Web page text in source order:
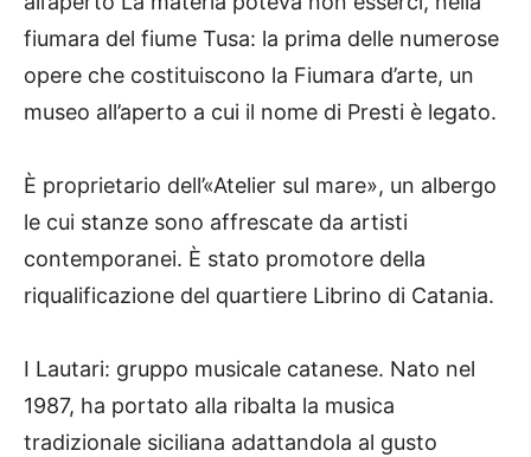
fiumara del fiume Tusa: la prima delle numerose
opere che costituiscono la Fiumara d’arte, un
museo all’aperto a cui il nome di Presti è legato.
È proprietario dell’«Atelier sul mare», un albergo
le cui stanze sono affrescate da artisti
contemporanei. È stato promotore della
riqualificazione del quartiere Librino di Catania.
I Lautari: gruppo musicale catanese. Nato nel
1987, ha portato alla ribalta la musica
tradizionale siciliana adattandola al gusto